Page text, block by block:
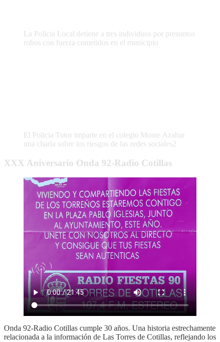
La Policia Local detiene a tres individuos por presuntos
robos con fuerza cometidos en el municipio
El Policia Tutor imparte en el colegio Monte Azahar
una charla sobre los riesgos de las redes sociales2
XXX Aniversario Onda 92-Radio Cotillas
Onda 92-Radio Cotillas cumple 30 años. Una historia estrechamente
relacionada a la información de Las Torres de Cotillas, reflejando los